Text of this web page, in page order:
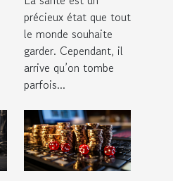
santé ?
précieux état que tout
le monde souhaite
garder. Cependant, il
arrive qu’on tombe
parfois...